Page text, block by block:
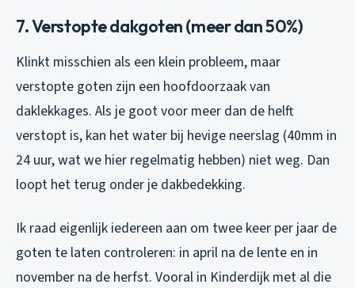
7. Verstopte dakgoten (meer dan 50%)
Klinkt misschien als een klein probleem, maar
verstopte goten zijn een hoofdoorzaak van
daklekkages. Als je goot voor meer dan de helft
verstopt is, kan het water bij hevige neerslag (40mm in
24 uur, wat we hier regelmatig hebben) niet weg. Dan
loopt het terug onder je dakbedekking.
Ik raad eigenlijk iedereen aan om twee keer per jaar de
goten te laten controleren: in april na de lente en in
november na de herfst. Vooral in Kinderdijk met al die